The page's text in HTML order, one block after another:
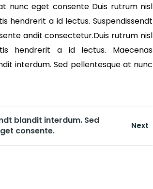
nunc eget consente Duis rutrum nisl
hendrerit a id lectus. Suspendissendt
andit consectetur.Duis rutrum nisl
hendrerit a id lectus. Maecenas
interdum. Sed pellentesque at nunc
blandit interdum. Sed
consente.
Next